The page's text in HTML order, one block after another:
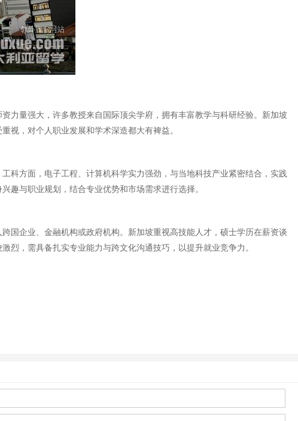
力量强大，许多教授来自国际顶尖学府，拥有丰富教学与科研经验。新加坡
视，对个人职业发展和学术深造都大有裨益。
科方面，电子工程、计算机科学实力强劲，与当地科技产业紧密结合，实践
趣与职业规划，结合专业优势和市场需求进行选择。
国企业、金融机构或政府机构。新加坡重视高技能人才，硕士学历在薪资谈
烈，需具备扎实专业能力与跨文化沟通技巧，以提升就业竞争力。